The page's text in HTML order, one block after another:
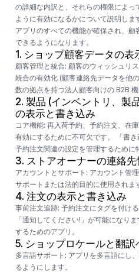
の詳細な内訳と、それらの権限によ
ように有効になるかについて説明しま
アプリのすべての機能が確保され、
できるようになります。
1. ショップ顧客データの表
顧客管理と統合: 顧客のウィッシュリ
統合の有効化 (顧客連絡先データを他
数の拠点を持つ法人顧客向けの B2B
2. 製品 (インベントリ、製
の表示と書き込み
コア機能: 再入荷予約、予約注文、在
有効にするために不可欠です。 「書
予約注文関連の設定を管理するために
3. ストアオーナーの連絡
アカウントとサポート: アカウント管
サポートまたは法的目的に使用されま
4. 注文の表示と書き込み
事前注文追跡: 予約注文にタグを付け
「通知してください!」が可能になり
するためのアプリ。
5. ショップロケールと翻訳
多言語サポート: アプリを多言語にし
るようにします。